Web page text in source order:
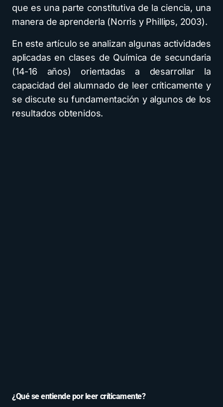
que es una parte constitutiva de la ciencia, una
manera de aprenderla (Norris y Phillips, 2003).
En este artículo se analizan algunas actividades
aplicadas en clases de Química de secundaria
(14-16 años) orientadas a desarrollar la
capacidad del alumnado de leer críticamente y
se discute su fundamentación y algunos de los
resultados obtenidos.
¿Qué se entiende por leer críticamente?